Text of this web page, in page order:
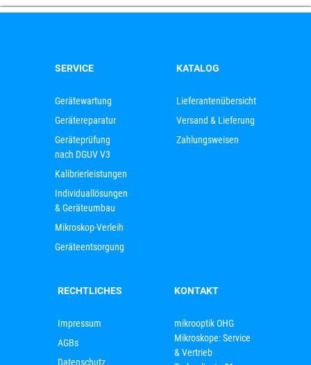
SERVICE
Gerätewartung
Gerätereparatur
Geräteprüfung
nach DGUV V3
Kalibrierleistungen
Individuallösungen
& Geräteumbau
Mikroskop-Verleih
Geräteentsorgung
KATALOG
Lieferantenübersicht
Versand & Lieferung
Zahlungsweisen
RECHTLICHES
Impressum
AGBs
Datenschutz
KONTAKT
mikrooptik OHG
Mikroskope: Service
& Vertrieb